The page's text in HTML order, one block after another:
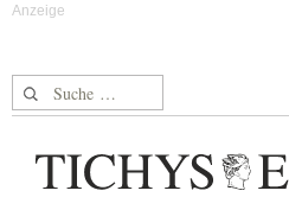
Suche nach: